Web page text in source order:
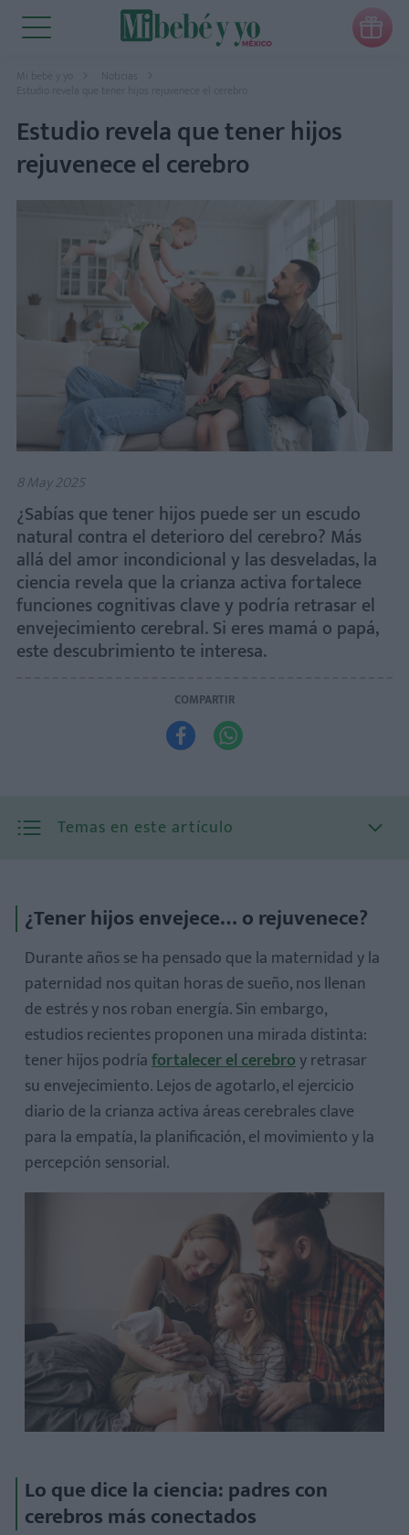

Mi bebé y yo
Noticias
Estudio revela que tener hijos rejuvenece el cerebro
Estudio revela que tener hijos
rejuvenece el cerebro
8 May 2025
¿Sabías que tener hijos puede ser un escudo
natural contra el deterioro del cerebro? Más
allá del amor incondicional y las desveladas, la
ciencia revela que la crianza activa fortalece
funciones cognitivas clave y podría retrasar el
envejecimiento cerebral. Si eres mamá o papá,
este descubrimiento te interesa.
COMPARTIR
 
Temas en este artículo
Las zonas más beneficiadas:
1. Mayor estimulación cognitiva
3. Rutinas saludables y propósito de vida
¿Criar hijos retrasa realmente el envejecimiento cerebral?
¿Estos beneficios aplican solo a las madres?
¿Tener hijos envejece… o rejuvenece?
Durante años se ha pensado que la maternidad y la
paternidad nos quitan horas de sueño, nos llenan
de estrés y nos roban energía. Sin embargo,
estudios recientes proponen una mirada distinta:
tener hijos podríafortalecer el cerebroy retrasar
su envejecimiento. Lejos de agotarlo, el ejercicio
diario de la crianza activa áreas cerebrales clave
para la empatía, la planificación, el movimiento y la
percepción sensorial.
Lo que dice la ciencia: padres con
cerebros más conectados